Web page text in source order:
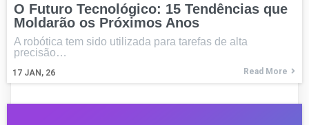
O Futuro Tecnológico: 15 Tendências que
Moldarão os Próximos Anos
17 JAN, 26
A robótica tem sido utilizada para tarefas de alta
precisão…
Read More